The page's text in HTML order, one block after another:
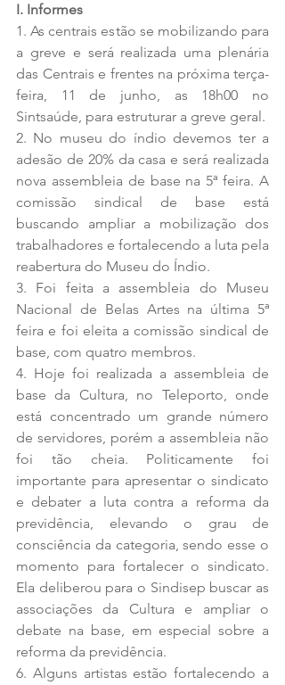
I. Informes
1. As centrais estão se mobilizando para
a greve e será realizada uma plenária
das Centrais e frentes na próxima terça-
feira, 11 de junho, as 18h00 no
Sintsaúde, para estruturar a greve geral.
2. No museu do índio devemos ter a
adesão de 20% da casa e será realizada
nova assembleia de base na 5ª feira. A
comissão sindical de base está
buscando ampliar a mobilização dos
trabalhadores e fortalecendo a luta pela
reabertura do Museu do Índio.
3. Foi feita a assembleia do Museu
Nacional de Belas Artes na última 5ª
feira e foi eleita a comissão sindical de
base, com quatro membros.
4. Hoje foi realizada a assembleia de
base da Cultura, no Teleporto, onde
está concentrado um grande número
de servidores, porém a assembleia não
foi tão cheia. Politicamente foi
importante para apresentar o sindicato
e debater a luta contra a reforma da
previdência, elevando o grau de
consciência da categoria, sendo esse o
momento para fortalecer o sindicato.
Ela deliberou para o Sindisep buscar as
associações da Cultura e ampliar o
debate na base, em especial sobre a
reforma da previdência.
6. Alguns artistas estão fortalecendo a